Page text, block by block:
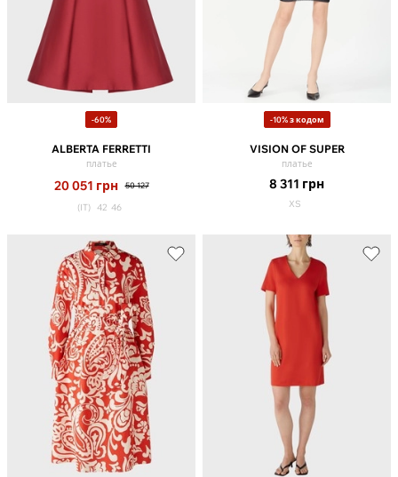
-60%
ALBERTA FERRETTI
платье
20 051 грн 50 127
(IT) 42 46
-10% з кодом
VISION OF SUPER
платье
8 311 грн
XS